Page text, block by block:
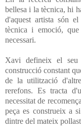
bellesa i la tècnica, hi
d'aquest artista són
tècnica i emoció,
necessari.
Xavi defineix el seu
construcció constant
de la utilització
rerefons. Es tracta
necessitat de
peça es construeix a
dintre del mateix